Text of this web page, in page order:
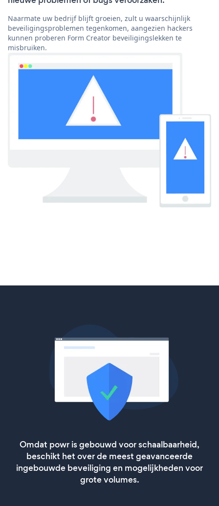
Naarmate uw bedrijf blijft groeien, zult u waarschijnlijk
beveiligingsproblemen tegenkomen, aangezien hackers
kunnen proberen Form Creator beveiligingslekken te
misbruiken.
Omdat powr is gebouwd voor schaalbaarheid,
beschikt het over de meest geavanceerde
ingebouwde beveiliging en mogelijkheden voor
grote volumes.